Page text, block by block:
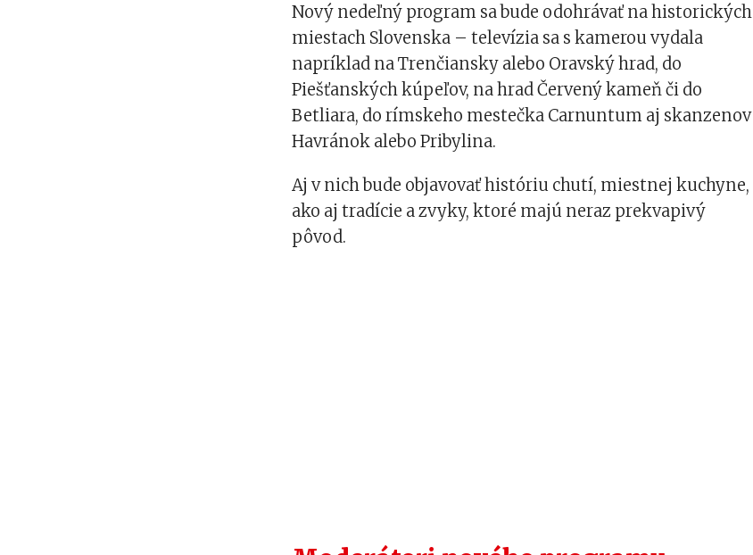
Nový nedeľný program sa bude odohrávať na historických
miestach Slovenska – televízia sa s kamerou vydala
napríklad na Trenčiansky alebo Oravský hrad, do
Piešťanských kúpeľov, na hrad Červený kameň či do
Betliara, do rímskeho mestečka Carnuntum aj skanzenov
Havránok alebo Pribylina.
Aj v nich bude objavovať históriu chutí, miestnej kuchyne,
ako aj tradície a zvyky, ktoré majú neraz prekvapivý
pôvod.